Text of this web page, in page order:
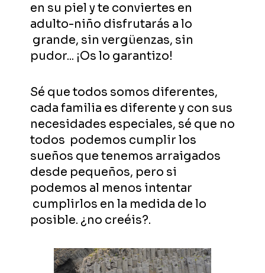
en su piel y te conviertes en
adulto-niño disfrutarás a lo
grande, sin vergüenzas, sin
pudor... ¡Os lo garantizo!
Sé que todos somos diferentes,
cada familia es diferente y con sus
necesidades especiales, sé que no
todos podemos cumplir los
sueños que tenemos arraigados
desde pequeños, pero si
podemos al menos intentar
cumplirlos en la medida de lo
posible. ¿no creéis?.